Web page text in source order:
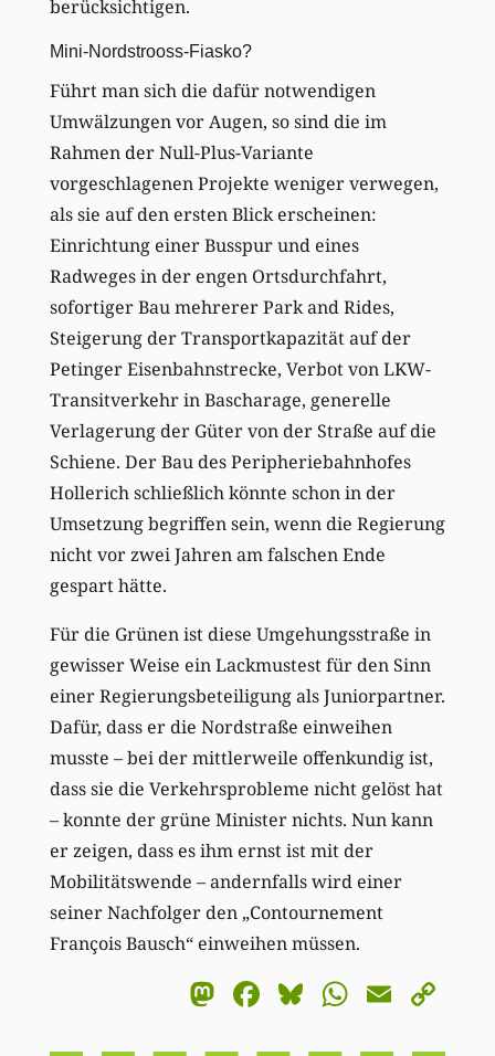
berücksichtigen.
Mini-Nordstrooss-Fiasko?
Führt man sich die dafür notwendigen
Umwälzungen vor Augen, so sind die im
Rahmen der Null-Plus-Variante
vorgeschlagenen Projekte weniger verwegen,
als sie auf den ersten Blick erscheinen:
Einrichtung einer Busspur und eines
Radweges in der engen Ortsdurchfahrt,
sofortiger Bau mehrerer Park and Rides,
Steigerung der Transportkapazität auf der
Petinger Eisenbahnstrecke, Verbot von LKW-
Transitverkehr in Bascharage, generelle
Verlagerung der Güter von der Straße auf die
Schiene. Der Bau des Peripheriebahnhofes
Hollerich schließlich könnte schon in der
Umsetzung begriffen sein, wenn die Regierung
nicht vor zwei Jahren am falschen Ende
gespart hätte.
Für die Grünen ist diese Umgehungsstraße in
gewisser Weise ein Lackmustest für den Sinn
einer Regierungsbeteiligung als Juniorpartner.
Dafür, dass er die Nordstraße einweihen
musste – bei der mittlerweile offenkundig ist,
dass sie die Verkehrsprobleme nicht gelöst hat
– konnte der grüne Minister nichts. Nun kann
er zeigen, dass es ihm ernst ist mit der
Mobilitätswende – andernfalls wird einer
seiner Nachfolger den „Contournement
François Bausch“ einweihen müssen.
Mastodon
Facebook
BlueskyEmail